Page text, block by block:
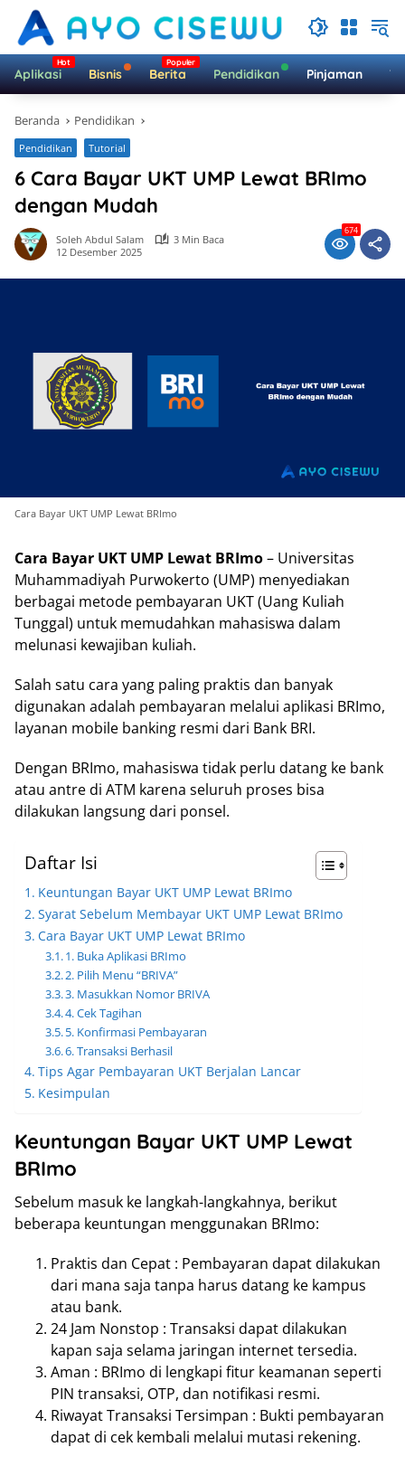
Langsung
konten
Aplikasi Bisnis Berita Pendidikan Pinjaman
Beranda Pendidikan
Pendidikan Tutorial
6 Cara Bayar UKT UMP Lewat BRImo
dengan Mudah
Soleh Abdul Salam
3 Min Baca
12 Desember 2025
674
Cara Bayar UKT UMP Lewat BRImo
Cara Bayar UKT UMP Lewat BRImo– Universitas
Muhammadiyah Purwokerto (UMP) menyediakan
berbagai metode pembayaran UKT (Uang Kuliah
Tunggal) untuk memudahkan mahasiswa dalam
melunasi kewajiban kuliah.
Salah satu cara yang paling praktis dan banyak
digunakan adalah pembayaran melalui aplikasi BRImo,
layanan mobile banking resmi dari Bank BRI.
Dengan BRImo, mahasiswa tidak perlu datang ke bank
atau antre di ATM karena seluruh proses bisa
dilakukan langsung dari ponsel.
Daftar Isi
Keuntungan Bayar UKT UMP Lewat BRImo
Syarat Sebelum Membayar UKT UMP Lewat BRImo
Cara Bayar UKT UMP Lewat BRImo
1. Buka Aplikasi BRImo
2. Pilih Menu “BRIVA”
3. Masukkan Nomor BRIVA
4. Cek Tagihan
5. Konfirmasi Pembayaran
6. Transaksi Berhasil
Tips Agar Pembayaran UKT Berjalan Lancar
Kesimpulan
Keuntungan Bayar UKT UMP Lewat
BRImo
Sebelum masuk ke langkah-langkahnya, berikut
beberapa keuntungan menggunakan BRImo:
Praktis dan Cepat : Pembayaran dapat dilakukan
dari mana saja tanpa harus datang ke kampus
atau bank.
24 Jam Nonstop : Transaksi dapat dilakukan
kapan saja selama jaringan internet tersedia.
Aman : BRImo di lengkapi fitur keamanan seperti
PIN transaksi, OTP, dan notifikasi resmi.
Riwayat Transaksi Tersimpan : Bukti pembayaran
dapat di cek kembali melalui mutasi rekening.